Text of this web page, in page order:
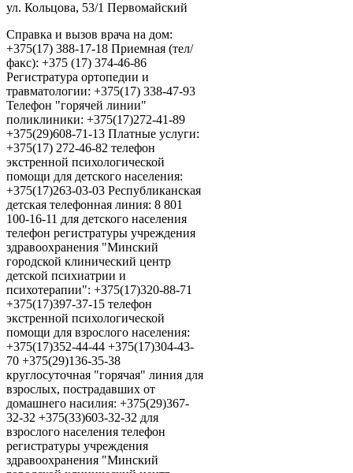
ул. Кольцова, 53/1 Первомайский
Справка и вызов врача на дом:
+375(17) 388-17-18 Приемная (тел/
факс): +375 (17) 374-46-86
Регистратура ортопедии и
травматологии: +375(17) 338-47-93
Телефон "горячей линии"
поликлиники: +375(17)272-41-89
+375(29)608-71-13 Платные услуги:
+375(17) 272-46-82 телефон
экстренной психологической
помощи для детского населения:
+375(17)263-03-03 Республиканская
детская телефонная линия: 8 801
100-16-11 для детского населения
телефон регистратуры учреждения
здравоохранения "Минский
городской клинический центр
детской психиатрии и
психотерапии": +375(17)320-88-71
+375(17)397-37-15 телефон
экстренной психологической
помощи для взрослого населения:
+375(17)352-44-44 +375(17)304-43-
70 +375(29)136-35-38
круглосуточная "горячая" линия для
взрослых, пострадавших от
домашнего насилия: +375(29)367-
32-32 +375(33)603-32-32 для
взрослого населения телефон
регистратуры учреждения
здравоохранения "Минский